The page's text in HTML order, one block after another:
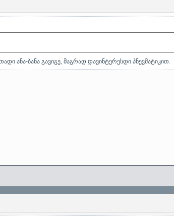
ანა-ბანა გავიგე, მაგრად დავინტერესდი პნევმატიკით.